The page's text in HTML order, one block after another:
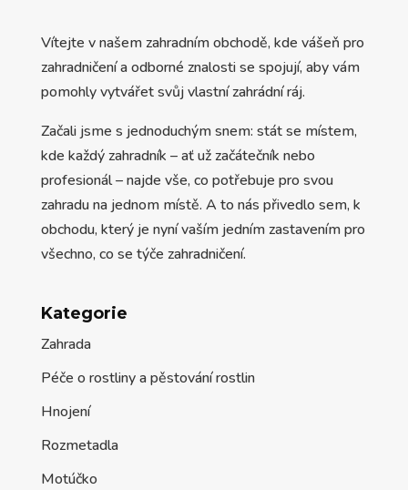
Vítejte v našem zahradním obchodě, kde vášeň pro
zahradničení a odborné znalosti se spojují, aby vám
pomohly vytvářet svůj vlastní zahrádní ráj.
Začali jsme s jednoduchým snem: stát se místem,
kde každý zahradník – ať už začátečník nebo
profesionál – najde vše, co potřebuje pro svou
zahradu na jednom místě. A to nás přivedlo sem, k
obchodu, který je nyní vaším jedním zastavením pro
všechno, co se týče zahradničení.
Kategorie
Zahrada
Péče o rostliny a pěstování rostlin
Hnojení
Rozmetadla
Motúčko